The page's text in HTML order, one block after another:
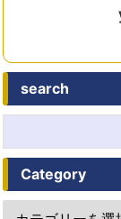
search
Category